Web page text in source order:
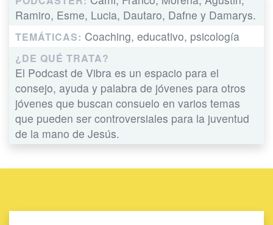
Ramiro, Esme, Lucia, Dautaro, Dafne y Damarys.
TEMÁTICAS: Coaching, educativo, psicología
¿DE QUÉ TRATA?
El Podcast de Vibra es un espacio para el
consejo, ayuda y palabra de jóvenes para otros
jóvenes que buscan consuelo en varios temas
que pueden ser controversiales para la juventud
de la mano de Jesús.